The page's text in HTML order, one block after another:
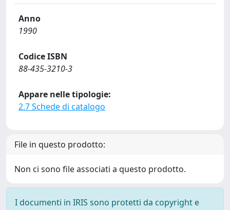
Anno
1990
Codice ISBN
88-435-3210-3
Appare nelle tipologie:
2.7 Schede di catalogo
File in questo prodotto:
Non ci sono file associati a questo prodotto.
I documenti in IRIS sono protetti da copyright e